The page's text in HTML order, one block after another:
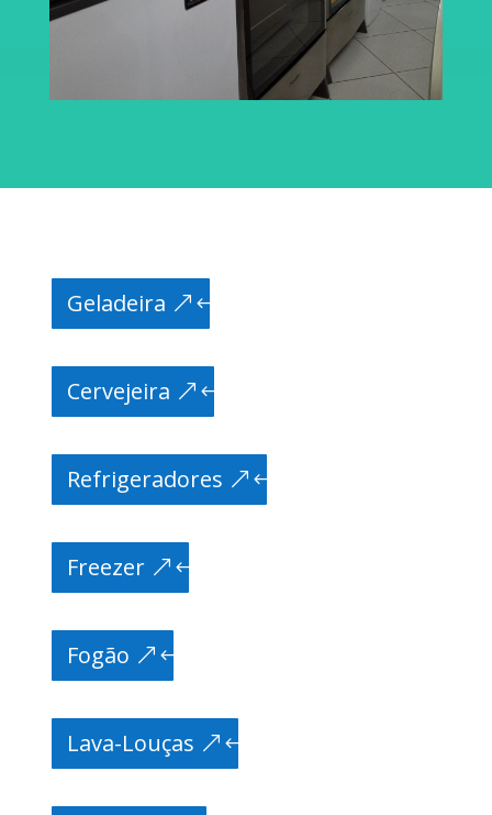
Geladeira
Cervejeira
Refrigeradores
Freezer
Fogão
Lava-Louças